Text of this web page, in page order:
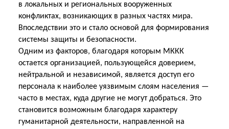
в локальных и региональных вооруженных
конфликтах, возникающих в разных частях мира.
Впоследствии это и стало основой для формирования
системы защиты и безопасности.
Одним из факторов, благодаря которым МККК
остается организацией, пользующейся доверием,
нейтральной и независимой, является доступ его
персонала к наиболее уязвимым слоям населения —
часто в местах, куда другие не могут добраться. Это
становится возможным благодаря характеру
гуманитарной деятельности, направленной на